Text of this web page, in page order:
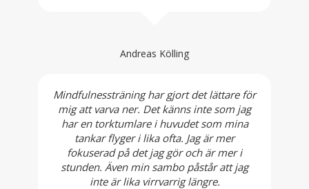
Andreas Kölling
Mindfulnessträning har gjort det lättare för
mig att varva ner. Det känns inte som jag
har en torktumlare i huvudet som mina
tankar flyger i lika ofta. Jag är mer
fokuserad på det jag gör och är mer i
stunden. Även min sambo påstår att jag
inte är lika virrvarrig längre.